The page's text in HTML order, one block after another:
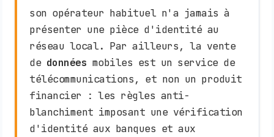
son opérateur habituel n'a jamais à
présenter une pièce d'identité au
réseau local. Par ailleurs, la vente
de données mobiles est un service de
télécommunications, et non un produit
financier : les règles anti-
blanchiment imposant une vérification
d'identité aux banques et aux